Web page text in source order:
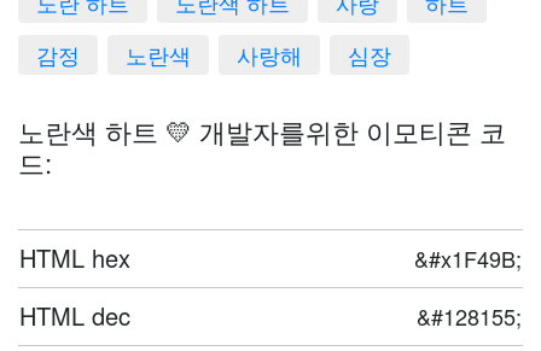
감정
노란색 사랑해 심장
노란색 하트 💛 개발자를위한 이모티콘 코
드:
HTML hex &#x1F49B;
HTML dec &#128155;